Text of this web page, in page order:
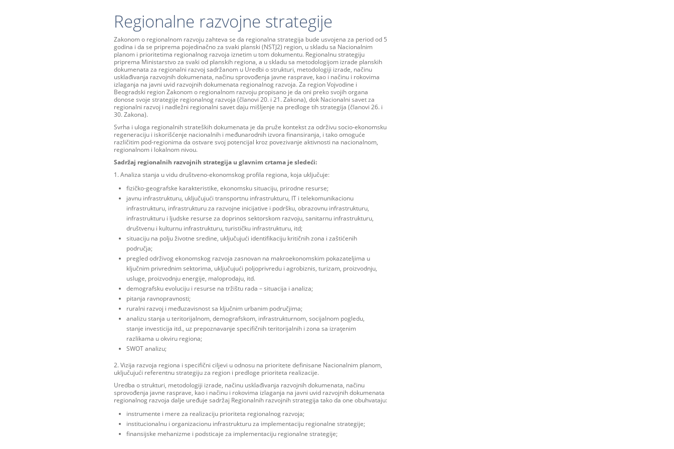
Regionalne razvojne strategije
Zakonom o regionalnom razvoju zahteva se da regionalna strategija bude usvojena za period od 5
godina i da se priprema pojedinačno za svaki planski (NSTJ2) region, u skladu sa Nacionalnim
planom i prioritetima regionalnog razvoja iznetim u tom dokumentu. Regionalnu strategiju
priprema Ministarstvo za svaki od planskih regiona, a u skladu sa metodologijom izrade planskih
dokumenata za regionalni razvoj sadržanom u Uredbi o strukturi, metodologiji izrade, načinu
usklađivanja razvojnih dokumenata, načinu sprovođenja javne rasprave, kao i načinu i rokovima
izlaganja na javni uvid razvojnih dokumenata regionalnog razvoja. Za region Vojvodine i
Beogradski region Zakonom o regionalnom razvoju propisano je da oni preko svojih organa
donose svoje strategije regionalnog razvoja (članovi 20. i 21. Zakona), dok Nacionalni savet za
regionalni razvoj i nadležni regionalni savet daju mišljenje na predloge tih strategija (članovi 26. i
30. Zakona).
Svrha i uloga regionalnih strateških dokumenata je da pruže kontekst za održivu socio-ekonomsku
regeneraciju i iskorišćenje nacionalnih i međunarodnih izvora finansiranja, i tako omoguće
različitim pod-regionima da ostvare svoj potencijal kroz povezivanje aktivnosti na nacionalnom,
regionalnom i lokalnom nivou.
Sadržaj regionalnih razvojnih strategija u glavnim crtama je sledeći:
1. Analiza stanja u vidu društveno-ekonomskog profila regiona, koja uključuje:
fizičko-geografske karakteristike, ekonomsku situaciju, prirodne resurse;
javnu infrastrukturu, uključujući transportnu infrastrukturu, IT i telekomunikacionu
infrastrukturu, infrastrukturu za razvojne inicijative i podršku, obrazovnu infrastrukturu,
infrastrukturu i ljudske resurse za doprinos sektorskom razvoju, sanitarnu infrastrukturu,
društvenu i kulturnu infrastrukturu, turističku infrastrukturu, itd;
situaciju na polju životne sredine, uključujući identifikaciju kritičnih zona i zaštićenih
područja;
pregled održivog ekonomskog razvoja zasnovan na makroekonomskim pokazateljima u
ključnim privrednim sektorima, uključujući poljoprivredu i agrobiznis, turizam, proizvodnju,
usluge, proizvodnju energije, maloprodaju, itd.
demografsku evoluciju i resurse na tržištu rada – situacija i analiza;
pitanja ravnopravnosti;
ruralni razvoj i međuzavisnost sa ključnim urbanim područjima;
analizu stanja u teritorijalnom, demografskom, infrastrukturnom, socijalnom pogledu,
stanje investicija itd., uz prepoznavanje specifičnih teritorijalnih i zona sa izraţenim
razlikama u okviru regiona;
ЅWOT analizu;
2. Vizija razvoja regiona i specifični ciljevi u odnosu na prioritete definisane Nacionalnim planom,
uključujući referentnu strategiju za region i predloge prioriteta realizacije.
Uredba o strukturi, metodologiji izrade, načinu usklađivanja razvojnih dokumenata, načinu
sprovođenja javne rasprave, kao i načinu i rokovima izlaganja na javni uvid razvojnih dokumenata
regionalnog razvoja dalje uređuje sadržaj Regionalnih razvojnih strategija tako da one obuhvataju:
instrumente i mere za realizaciju prioriteta regionalnog razvoja;
institucionalnu i organizacionu infrastrukturu za implementaciju regionalne strategije;
finansijske mehanizme i podsticaje za implementaciju regionalne strategije;